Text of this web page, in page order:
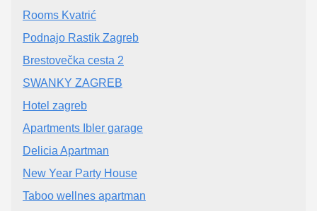
Rooms Kvatrić
Podnajo Rastik Zagreb
Brestovečka cesta 2
SWANKY ZAGREB
Hotel zagreb
Apartments Ibler garage
Delicia Apartman
New Year Party House
Taboo wellnes apartman